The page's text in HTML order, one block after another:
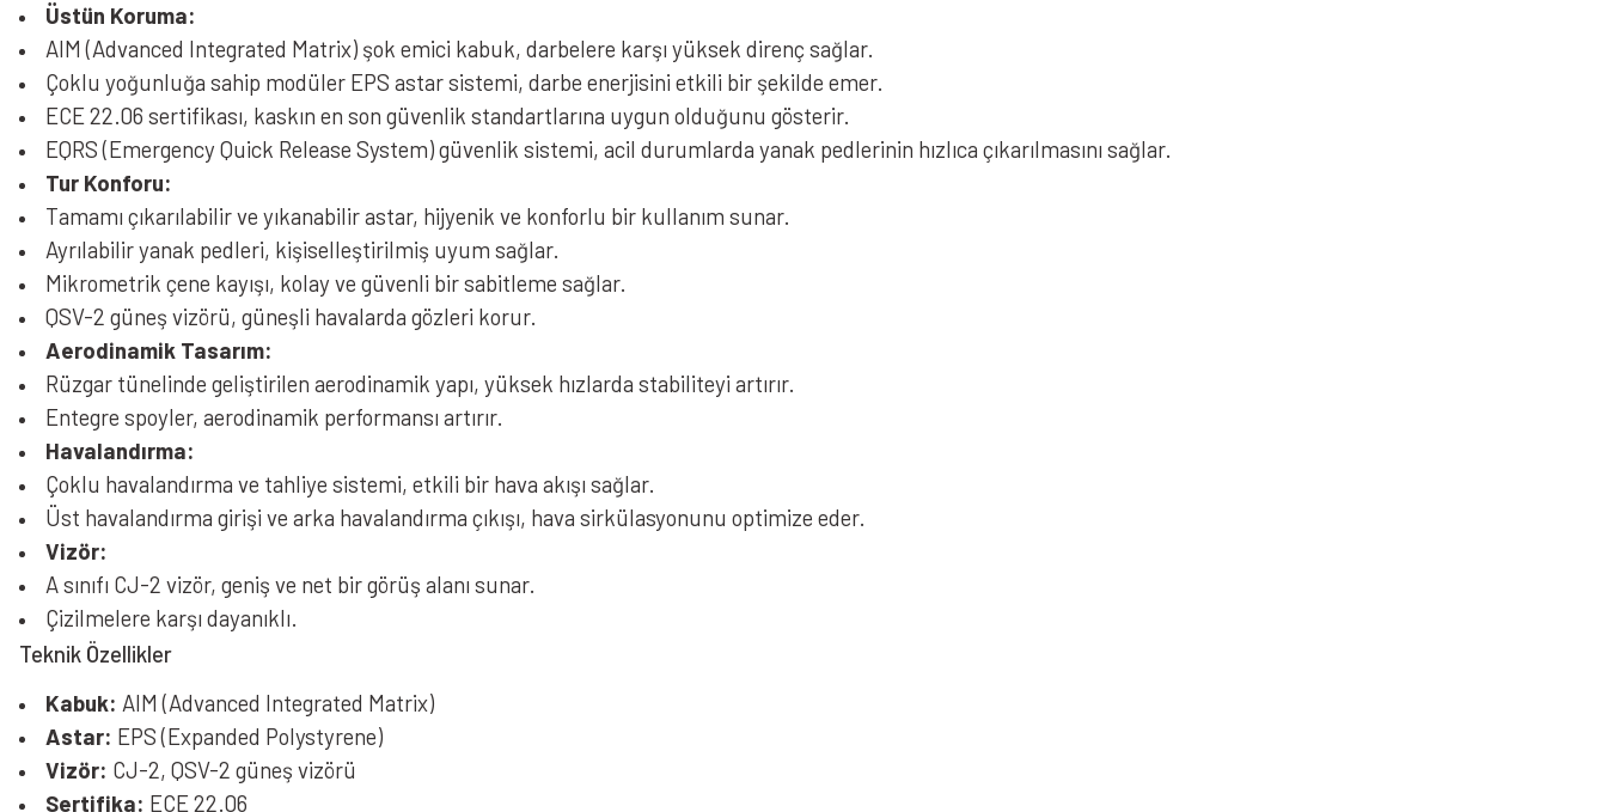
Üstün Koruma:
AIM (Advanced Integrated Matrix) şok emici kabuk, darbelere karşı yüksek direnç sağlar.
Çoklu yoğunluğa sahip modüler EPS astar sistemi, darbe enerjisini etkili bir şekilde emer.
ECE 22.06 sertifikası, kaskın en son güvenlik standartlarına uygun olduğunu gösterir.
EQRS (Emergency Quick Release System) güvenlik sistemi, acil durumlarda yanak pedlerinin hızlıca çıkarılmasını sağlar.
Tur Konforu:
Tamamı çıkarılabilir ve yıkanabilir astar, hijyenik ve konforlu bir kullanım sunar.
Ayrılabilir yanak pedleri, kişiselleştirilmiş uyum sağlar.
Mikrometrik çene kayışı, kolay ve güvenli bir sabitleme sağlar.
QSV-2 güneş vizörü, güneşli havalarda gözleri korur.
Aerodinamik Tasarım:
Rüzgar tünelinde geliştirilen aerodinamik yapı, yüksek hızlarda stabiliteyi artırır.
Entegre spoyler, aerodinamik performansı artırır.
Havalandırma:
Çoklu havalandırma ve tahliye sistemi, etkili bir hava akışı sağlar.
Üst havalandırma girişi ve arka havalandırma çıkışı, hava sirkülasyonunu optimize eder.
Vizör:
A sınıfı CJ-2 vizör, geniş ve net bir görüş alanı sunar.
Çizilmelere karşı dayanıklı.
Teknik Özellikler
Kabuk: AIM (Advanced Integrated Matrix)
Astar: EPS (Expanded Polystyrene)
Vizör: CJ-2, QSV-2 güneş vizörü
Sertifika: ECE 22.06